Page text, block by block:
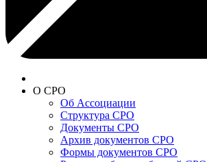
О СРО
Об Ассоциации
Структура СРО
Документы СРО
Архив документов СРО
Формы документов СРО